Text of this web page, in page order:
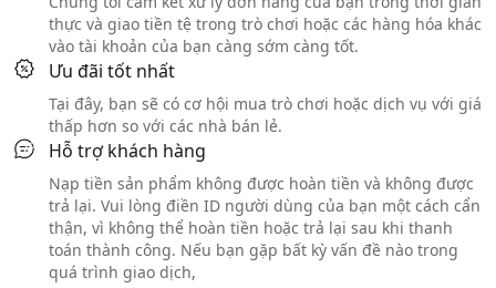
thực và giao tiền tệ trong trò chơi hoặc các hàng hóa khác
vào tài khoản của bạn càng sớm càng tốt.
Ưu đãi tốt nhất
Tại đây, bạn sẽ có cơ hội mua trò chơi hoặc dịch vụ với giá
thấp hơn so với các nhà bán lẻ.
Hỗ trợ khách hàng
Nạp tiền sản phẩm không được hoàn tiền và không được
trả lại. Vui lòng điền ID người dùng của bạn một cách cẩn
thận, vì không thể hoàn tiền hoặc trả lại sau khi thanh
toán thành công. Nếu bạn gặp bất kỳ vấn đề nào trong
quá trình giao dịch,